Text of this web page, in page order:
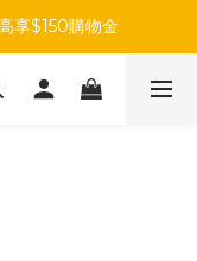
享$150購物金
享$150購物金
扣碼!